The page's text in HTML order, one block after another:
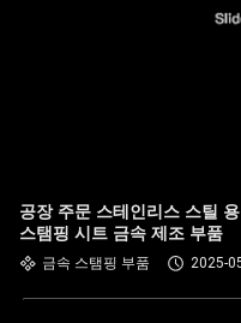
공장 주문 스테인리스 스틸
스탬핑 시트 금속 제조 부품
금속 스탬핑 부품 2025-